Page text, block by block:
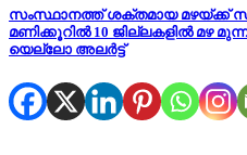
സംസ്ഥാനത്ത് ശക്തമായ മഴയ്ക്ക്
മണിക്കൂറിൽ 10 ജില്ലകളില്‍ മഴ
യെല്ലോ അലർട്ട്